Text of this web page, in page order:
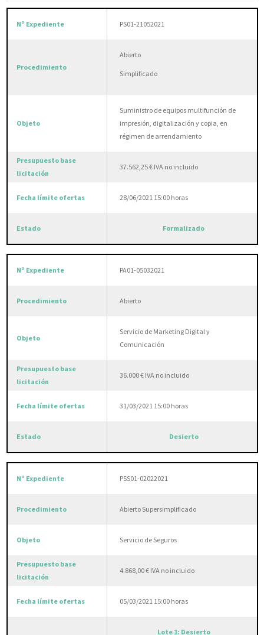
PS01-21052021
Abierto
Simplificado
Suministro de equipos multifunción de
impresión, digitalización y copia, en
régimen de arrendamiento
37.562,25 € IVA no incluido
28/06/2021 15:00 horas
Formalizado
PA01-05032021
Abierto
Servicio de Marketing Digital y
Comunicación
36.000 € IVA no incluido
31/03/2021 15:00 horas
Desierto
PSS01-02022021
Abierto Supersimplificado
Servicio de Seguros
4.868,00 € IVA no incluido
05/03/2021 15:00 horas
Lote 1: Desierto